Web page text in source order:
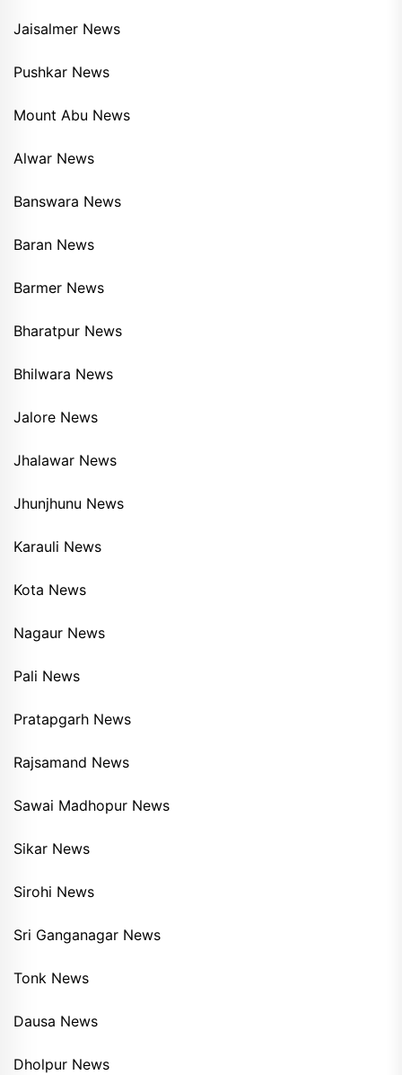
Jaisalmer News
Pushkar News
Mount Abu News
Alwar News
Banswara News
Baran News
Barmer News
Bharatpur News
Bhilwara News
Jalore News
Jhalawar News
Jhunjhunu News
Karauli News
Kota News
Nagaur News
Pali News
Pratapgarh News
Rajsamand News
Sawai Madhopur News
Sikar News
Sirohi News
Sri Ganganagar News
Tonk News
Dausa News
Dholpur News